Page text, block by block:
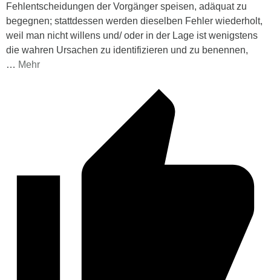
Fehlentscheidungen der Vorgänger speisen, adäquat zu
begegnen; stattdessen werden dieselben Fehler wiederholt,
weil man nicht willens und/ oder in der Lage ist wenigstens
die wahren Ursachen zu identifizieren und zu benennen,
… Mehr